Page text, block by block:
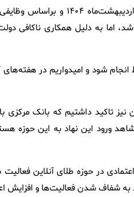
وی با انتقاد از روند نظارت بر فعالیت پلتفرم‌های
شد، اما به دلیل همکاری ناکافی
شود و امیدواریم در
تاکید داشتیم که بانک مرکزی
ورود این نهاد به این حوزه
در حوزه طلای آنلاین
به شفاف شدن فعالیت‌ها و افزایش